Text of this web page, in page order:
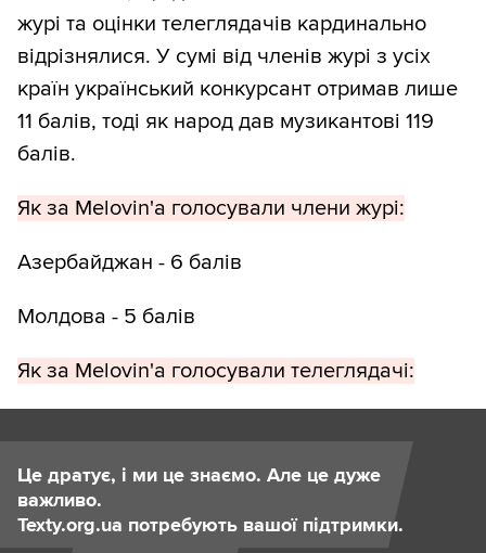
журі та оцінки телеглядачів кардинально
відрізнялися. У сумі від членів журі з усіх
країн український конкурсант отримав лише
11 балів, тоді як народ дав музикантові 119
балів.
Як за Melovin'а голосували члени журі:
Азербайджан - 6 балів
Молдова - 5 балів
Як за Melovin'а голосували телеглядачі:
Це дратує, і ми це знаємо. Але це дуже
важливо.
Texty.org.ua потребують вашої підтримки.